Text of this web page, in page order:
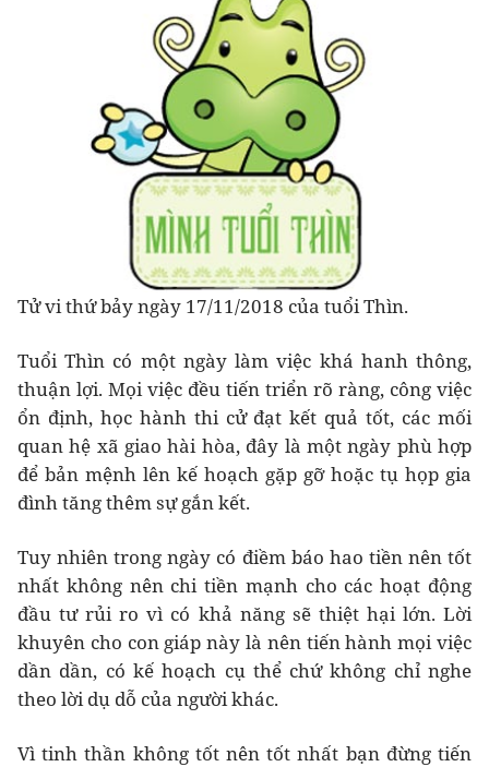
Tử vi thứ bảy ngày 17/11/2018 của tuổi Thìn.
Tuổi Thìn có một ngày làm việc khá hanh thông,
thuận lợi. Mọi việc đều tiến triển rõ ràng, công việc
ổn định, học hành thi cử đạt kết quả tốt, các mối
quan hệ xã giao hài hòa, đây là một ngày phù hợp
để bản mệnh lên kế hoạch gặp gỡ hoặc tụ họp gia
đình tăng thêm sự gắn kết.
Tuy nhiên trong ngày có điềm báo hao tiền nên tốt
nhất không nên chi tiền mạnh cho các hoạt động
đầu tư rủi ro vì có khả năng sẽ thiệt hại lớn. Lời
khuyên cho con giáp này là nên tiến hành mọi việc
dần dần, có kế hoạch cụ thể chứ không chỉ nghe
theo lời dụ dỗ của người khác.
Vì tinh thần không tốt nên tốt nhất bạn đừng tiến